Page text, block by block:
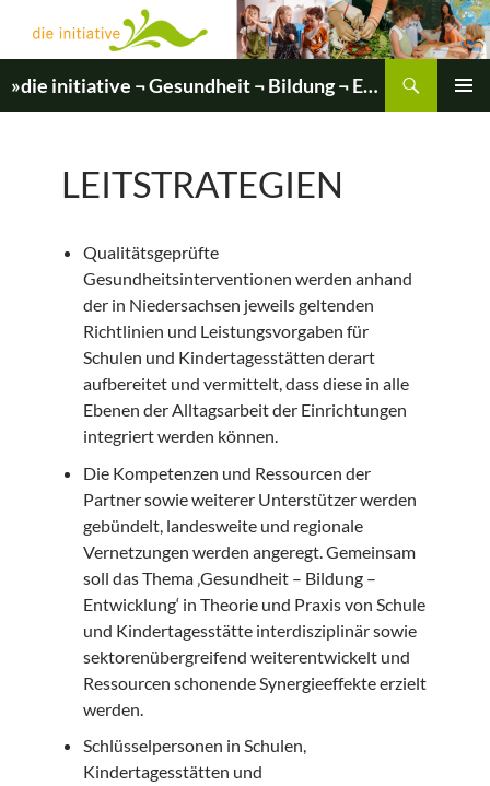
Inhalt
springen
»die initiative ¬ Gesundheit ¬ Bildung ¬ Entwicklung«
LEITSTRATEGIEN
Qualitätsgeprüfte
Gesundheitsinterventionen werden anhand
der in Niedersachsen jeweils geltenden
Richtlinien und Leistungsvorgaben für
Schulen und Kindertagesstätten derart
aufbereitet und vermittelt, dass diese in alle
Ebenen der Alltagsarbeit der Einrichtungen
integriert werden können.
Die Kompetenzen und Ressourcen der
Partner sowie weiterer Unterstützer werden
gebündelt, landesweite und regionale
Vernetzungen werden angeregt. Gemeinsam
soll das Thema ‚Gesundheit – Bildung –
Entwicklung‘ in Theorie und Praxis von Schule
und Kindertagesstätte interdisziplinär sowie
sektorenübergreifend weiterentwickelt und
Ressourcen schonende Synergieeffekte erzielt
werden.
Schlüsselpersonen in Schulen,
Kindertagesstätten und